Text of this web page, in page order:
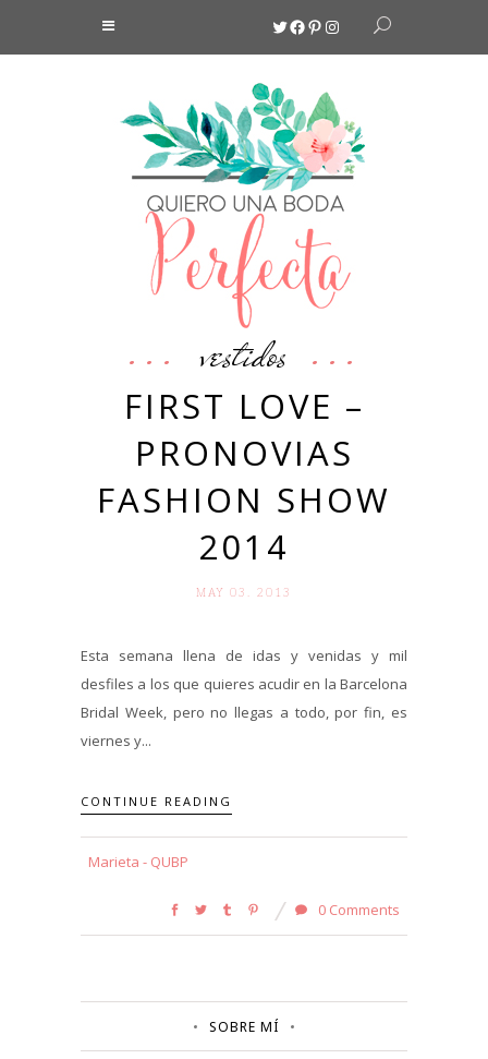
Twitter
Facebook
Pinterest
Instagram
vestidos
FIRST LOVE –
PRONOVIAS
FASHION SHOW
2014
MAY 03. 2013
Esta semana llena de idas y venidas y mil
desfiles a los que quieres acudir en la Barcelona
Bridal Week, pero no llegas a todo, por fin, es
viernes y...
CONTINUE READING
Marieta - QUBP
0 Comments
SOBRE MÍ